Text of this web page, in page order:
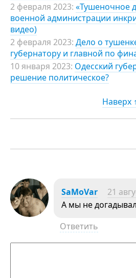
2 февраля 2023: «Тушеночное
военной администрации
видео)
2 февраля 2023: Дело о
губернатору и главной по
10 января 2023: Одесский
решение политическое?
Наверх ↑
SaMoVar 21
А мы не
Ответить